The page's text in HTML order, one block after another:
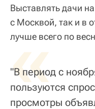
Выставлять дачи
с Москвой, так и в
лучше всего по
«
"В период с
пользуются
просмотры